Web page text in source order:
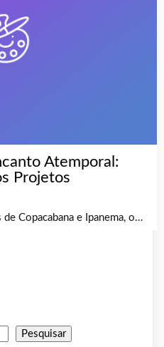
Atemporal:
Projetos
Copacabana e Ipanema, o…
Pesquisar